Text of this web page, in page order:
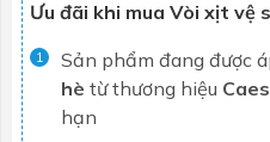
Ưu đãi khi mua Vòi xịt vệ
1 Sản phẩm đang được
hè từ thương hiệu
hạn